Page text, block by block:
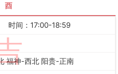
酉
时间：17:00-18:59
福神-西北 阳贵-正南